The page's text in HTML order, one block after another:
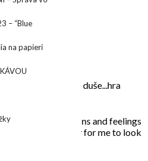
– “Blue
na papieri
ME
sú to príbehy mojej duše...hra
na plátne.
everyday situations and feelings
is the opportunity for me to look
the story…